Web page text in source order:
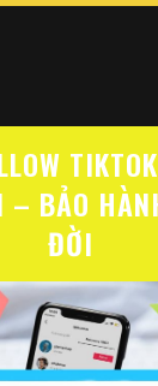
BẢO
ĐỜI